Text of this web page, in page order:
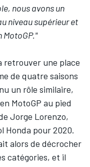
nous avons un
niveau supérieur et
retrouver une place
de quatre saisons
un rôle similaire,
MotoGP au pied
Jorge Lorenzo,
Honda pour 2020.
alors de décrocher
catégories, et il